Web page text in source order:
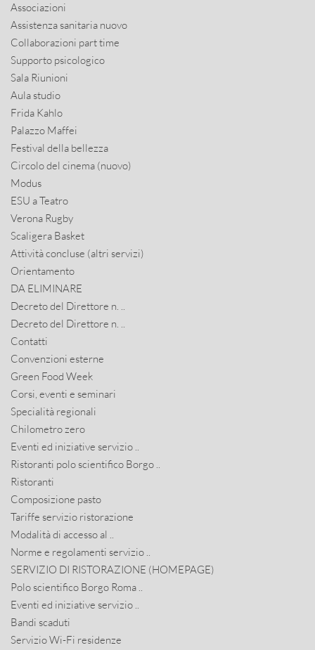
Associazioni
Assistenza sanitaria nuovo
Collaborazioni part time
Supporto psicologico
Sala Riunioni
Aula studio
Frida Kahlo
Palazzo Maffei
Festival della bellezza
Circolo del cinema (nuovo)
Modus
ESU a Teatro
Verona Rugby
Scaligera Basket
Attività concluse (altri servizi)
Orientamento
DA ELIMINARE
Decreto del Direttore n. ..
Decreto del Direttore n. ..
Contatti
Convenzioni esterne
Green Food Week
Corsi, eventi e seminari
Specialità regionali
Chilometro zero
Eventi ed iniziative servizio ..
Ristoranti polo scientifico Borgo ..
Ristoranti
Composizione pasto
Tariffe servizio ristorazione
Modalità di accesso al ..
Norme e regolamenti servizio ..
SERVIZIO DI RISTORAZIONE (HOMEPAGE)
Polo scientifico Borgo Roma ..
Eventi ed iniziative servizio ..
Bandi scaduti
Servizio Wi-Fi residenze